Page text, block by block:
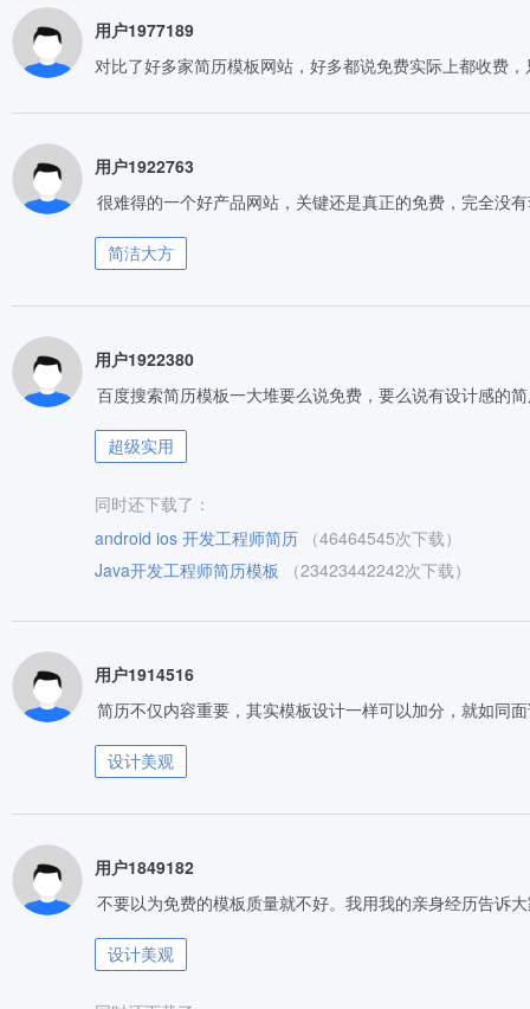
用户1977189
对比了好多家简历模板网站，好多都说免费实际上都收费
用户1922763
很难得的一个好产品网站，关键还是真正的免费，完全没
简洁大方
用户1922380
百度搜索简历模板一大堆要么说免费，要么说有设计感的
超级实用
同时还下载了：
android ios 开发工程师简历
（46464545次下载）
Java开发工程师简历模板
（23423442242次下载）
用户1914516
简历不仅内容重要，其实模板设计一样可以加分，就如同
设计美观
用户1849182
不要以为免费的模板质量就不好。我用我的亲身经历告诉
设计美观